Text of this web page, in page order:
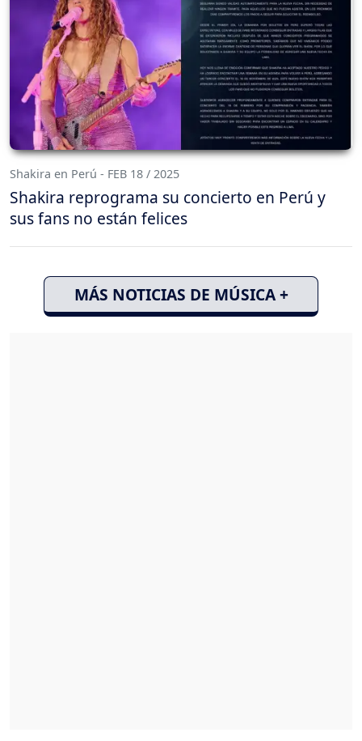
Shakira en Perú - FEB 18 / 2025
Shakira reprograma su concierto en Perú y
sus fans no están felices
MÁS NOTICIAS DE MÚSICA +